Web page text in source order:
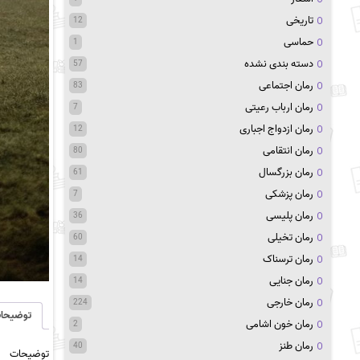
توضیحات
تاریخی 12
حماسی 1
دسته بندی نشده 57
رمان اجتماعی 83
رمان ارباب رعیتی 7
رمان ازدواج اجباری 12
رمان انتقامی 80
رمان بزرگسال 61
رمان پزشکی 7
رمان پلیسی 36
رمان تخیلی 60
رمان ترسناک 14
رمان جنایی 14
رمان خارجی 224
رمان خون اشامی 2
رمان طنز 40